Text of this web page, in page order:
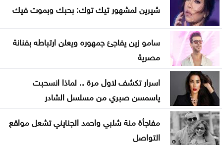
شيرين لمشهور تيك توك: بحبك وبموت فيك
سامو زين يفاجئ جمهوره ويعلن ارتباطه بفنانة
مصرية
اسرار تكشف لاول مرة .. لماذا انسحبت
ياسمسن صبري من مسلسل الشادر
مفاجأة منة شلبي واحمد الجنايني تشعل مواقع
التواصل